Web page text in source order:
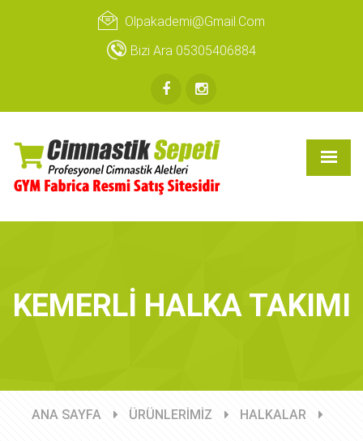
Olpakademi@gmail.com
Bizi Ara 05305406884
KEMERLİ HALKA TAKIMI
ANA SAYFA ÜRÜNLERİMİZ HALKALAR